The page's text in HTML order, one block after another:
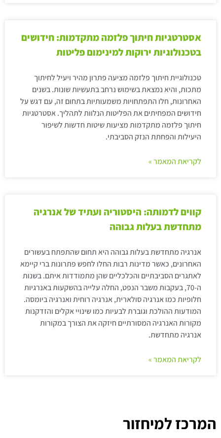
אסטרטגיות חיתוך פלזמה מתקדמות: חידושים
בטכנולוגיות ירוקות למינימום פליטות
טכנולוגיית חיתוך פלזמה מציעה פתרון מהיר ויעיל לחיתוך
מתכות, והיא נמצאת בשימוש נרחב בתעשיות שונות. בשנים
האחרונות, חלו התפתחויות משמעותיות בתחום זה, עם דגש על
חידושים המפחיתים את הפליטות הנלוות לתהליך. אסטרטגיות
חיתוך פלזמה מתקדמות מציעות שיטות חדשות לשיפור
היעילות והפחתת הנזק הסביבתי.
לקריאת המאמר »
קווים לדמותה: היסטוריה ועתיד של אנרגיה
מתחדשת בעלות גבוהה
אנרגיה מתחדשת בעלות גבוהה היא תחום שהתפתח בעשורים
האחרונים, כאשר מדינות רבות החלו לחפש פתרונות ברי קיימא
לאתגרים הסביבתיים והכלכליים שהן מתמודדות איתם. בשנות
ה-70, בעקבות משבר הנפט, החלה עלייה בהשקעות באנרגיות
חלופיות כמו אנרגיה סולארית, אנרגיה רוחית ואנרגיה ביומסה.
המודעות ההולכת וגוברת לבעיות כמו שינויי אקלים והזדקנות
מקורות האנרגיה המסורתיים חיזקה את הצורך במקורות
אנרגיה מתחדשת.
לקריאת המאמר »
המרכז למיחזור